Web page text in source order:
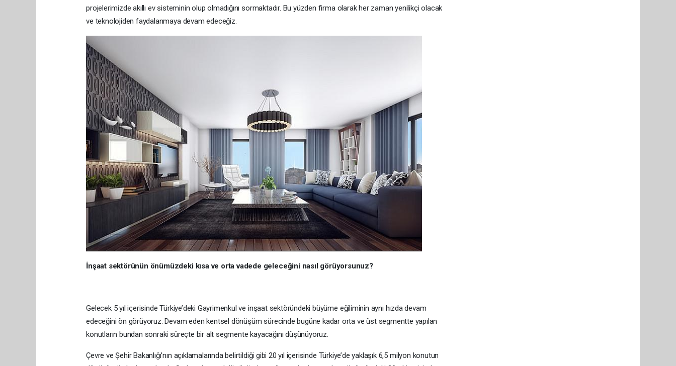
projelerimizde akıllı ev sisteminin olup olmadığını sormaktadır. Bu yüzden firma olarak her zaman yenilikçi olacak
ve teknolojiden faydalanmaya devam edeceğiz.
İnşaat sektörünün önümüzdeki kısa ve orta vadede geleceğini nasıl görüyorsunuz?
Gelecek 5 yıl içerisinde Türkiye’deki Gayrimenkul ve inşaat sektöründeki büyüme eğiliminin aynı hızda devam
edeceğini ön görüyoruz. Devam eden kentsel dönüşüm sürecinde bugüne kadar orta ve üst segmentte yapılan
konutların bundan sonraki süreçte bir alt segmente kayacağını düşünüyoruz.
Çevre ve Şehir Bakanlığı’nın açıklamalarında belirtildiği gibi 20 yıl içerisinde Türkiye’de yaklaşık 6,5 milyon konutun